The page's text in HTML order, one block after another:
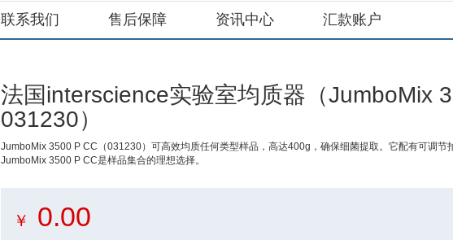
联系我们 售后保障 资讯中心 汇款账户
法国interscience实验室均质器（JumboMix
031230）
JumboMix 3500 P CC（031230）可高效均质任何类型样品，高达400g，确保细菌提取。它配有可调节
JumboMix 3500 P CC是样品集合的理想选择。
￥ 0.00